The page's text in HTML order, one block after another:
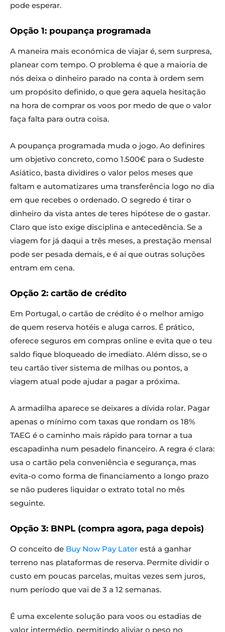
pode esperar.
Opção 1: poupança programada
A maneira mais económica de viajar é, sem surpresa,
planear com tempo. O problema é que a maioria de
nós deixa o dinheiro parado na conta à ordem sem
um propósito definido, o que gera aquela hesitação
na hora de comprar os voos por medo de que o valor
faça falta para outra coisa.
A poupança programada muda o jogo. Ao definires
um objetivo concreto, como 1.500€ para o Sudeste
Asiático, basta dividires o valor pelos meses que
faltam e automatizares uma transferência logo no dia
em que recebes o ordenado. O segredo é tirar o
dinheiro da vista antes de teres hipótese de o gastar.
Claro que isto exige disciplina e antecedência. Se a
viagem for já daqui a três meses, a prestação mensal
pode ser pesada demais, e é aí que outras soluções
entram em cena.
Opção 2: cartão de crédito
Em Portugal, o cartão de crédito é o melhor amigo
de quem reserva hotéis e aluga carros. É prático,
oferece seguros em compras online e evita que o teu
saldo fique bloqueado de imediato. Além disso, se o
teu cartão tiver sistema de milhas ou pontos, a
viagem atual pode ajudar a pagar a próxima.
A armadilha aparece se deixares a dívida rolar. Pagar
apenas o mínimo com taxas que rondam os 18%
TAEG é o caminho mais rápido para tornar a tua
escapadinha num pesadelo financeiro. A regra é clara:
usa o cartão pela conveniência e segurança, mas
evita-o como forma de financiamento a longo prazo
se não puderes liquidar o extrato total no mês
seguinte.
Opção 3: BNPL (compra agora, paga depois)
O conceito de Buy Now Pay Later está a ganhar
terreno nas plataformas de reserva. Permite dividir o
custo em poucas parcelas, muitas vezes sem juros,
num período que vai de 3 a 12 semanas.
É uma excelente solução para voos ou estadias de
valor intermédio, permitindo aliviar o peso no